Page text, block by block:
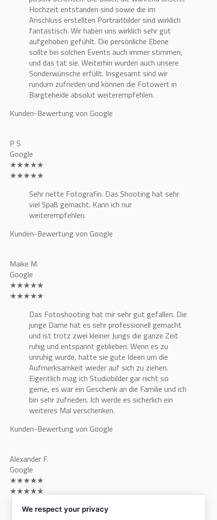
Hochzeit entstanden sind sowie die im
Anschluss erstellten Portraitbilder sind wirklich
fantastisch. Wir haben uns wirklich sehr gut
aufgehoben gefühlt. Die persönliche Ebene
sollte bei solchen Events auch immer stimmen,
und das tat sie. Weiterhin wurden auch unsere
Sonderwünsche erfüllt. Insgesamt sind wir
rundum zufrieden und können die Fotowert in
Bargteheide absolut weiterempfehlen.
Kunden-Bewertung von Google
P S
Google
★★★★★
★★★★★
Sehr nette Fotografin. Das Shooting hat sehr
viel Spaß gemacht. Kann ich nur
weiterempfehlen.
Kunden-Bewertung von Google
Maike M.
Google
★★★★★
★★★★★
Das Fotoshooting hat mir sehr gut gefallen. Die
junge Dame hat es sehr professionell gemacht
und ist trotz zwei kleiner Jungs die ganze Zeit
ruhig und entspannt geblieben. Wenn es zu
unruhig wurde, hatte sie gute Ideen um die
Aufmerksamkeit wieder auf sich zu ziehen.
Eigentlich mag ich Studiobilder gar nicht so
gerne, es war ein Geschenk an die Familie und ich
bin sehr zufrieden. Ich werde es sicherlich ein
weiteres Mal verschenken.
Kunden-Bewertung von Google
Alexander F.
Google
★★★★★
★★★★★
War kurzfristig ohne Termin für Passbilder dort.
We respect your privacy